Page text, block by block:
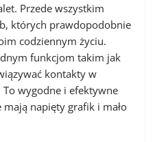
Przede wszystkim
których prawdopodobnie
codziennym życiu.
funkcjom takim jak
kontakty w
wygodne i efektywne
napięty grafik i mało